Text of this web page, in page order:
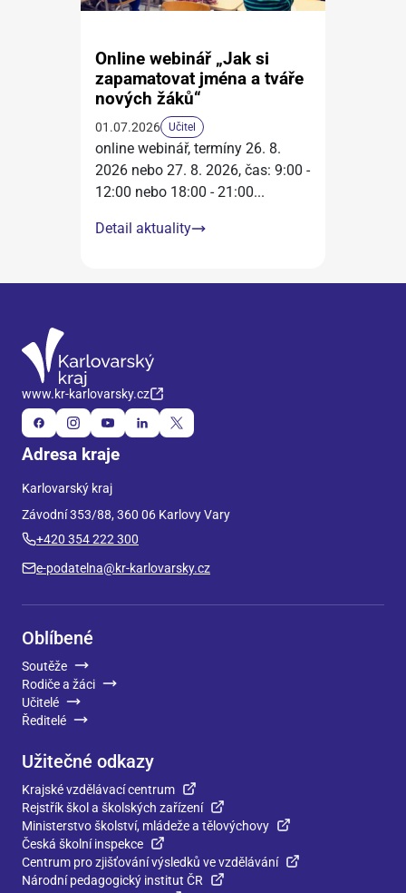
Online webinář „Jak si
zapamatovat jména a tváře
nových žáků“
01.07.2026 Učitel
online webinář, termíny 26. 8.
2026 nebo 27. 8. 2026, čas: 9:00 -
12:00 nebo 18:00 - 21:00...
Detail aktuality
www.kr-karlovarsky.cz
Adresa kraje
Karlovarský kraj
Závodní 353/88, 360 06 Karlovy Vary
+420 354 222 300
e-podatelna@kr-karlovarsky.cz
Oblíbené
Soutěže
Rodiče a žáci
Učitelé
Ředitelé
Užitečné odkazy
Krajské vzdělávací centrum
Rejstřík škol a školských zařízení
Ministerstvo školství, mládeže a tělovýchovy
Česká školní inspekce
Centrum pro zjišťování výsledků ve vzdělávání
Národní pedagogický institut ČR